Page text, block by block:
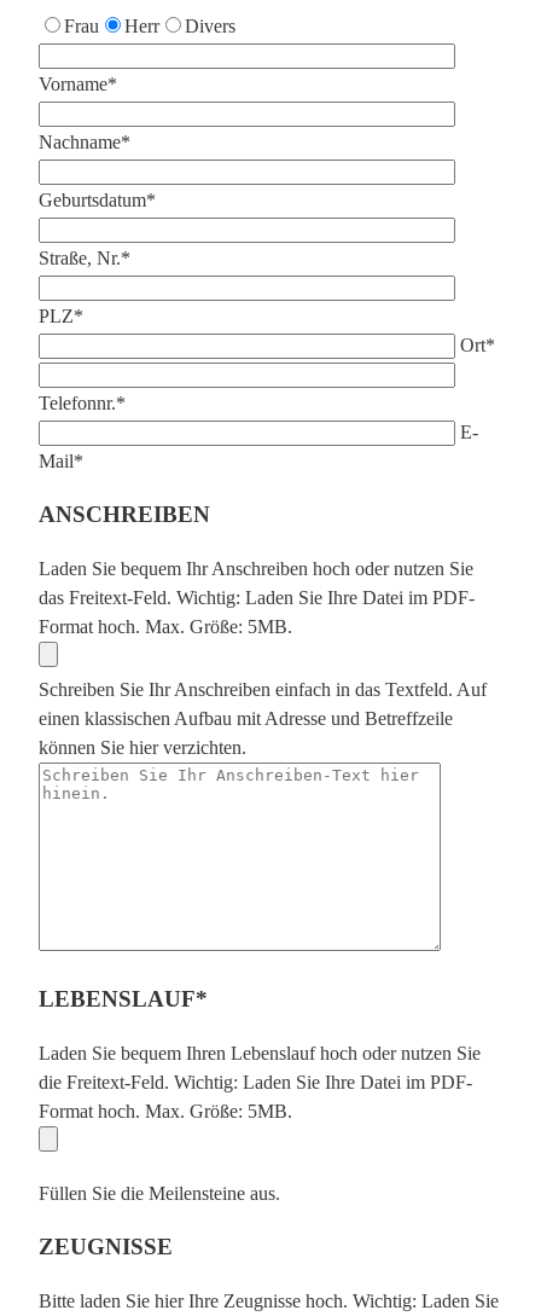
Frau Herr Divers
Vorname*
Nachname*
Geburtsdatum*
Straße, Nr.*
PLZ*
Ort*
Telefonnr.*
E-
Mail*
ANSCHREIBEN
Laden Sie bequem Ihr Anschreiben hoch oder nutzen Sie
das Freitext-Feld. Wichtig: Laden Sie Ihre Datei im PDF-
Format hoch. Max. Größe: 5MB.
Schreiben Sie Ihr Anschreiben einfach in das Textfeld. Auf
einen klassischen Aufbau mit Adresse und Betreffzeile
können Sie hier verzichten.
LEBENSLAUF*
Laden Sie bequem Ihren Lebenslauf hoch oder nutzen Sie
die Freitext-Feld. Wichtig: Laden Sie Ihre Datei im PDF-
Format hoch. Max. Größe: 5MB.
Füllen Sie die Meilensteine aus.
ZEUGNISSE
Bitte laden Sie hier Ihre Zeugnisse hoch. Wichtig: Laden Sie